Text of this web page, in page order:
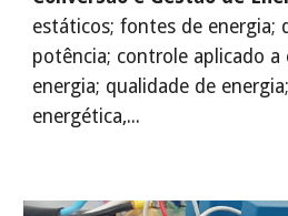
estáticos; fontes de energia;
potência; controle aplicado a
energia; qualidade de
energética,...